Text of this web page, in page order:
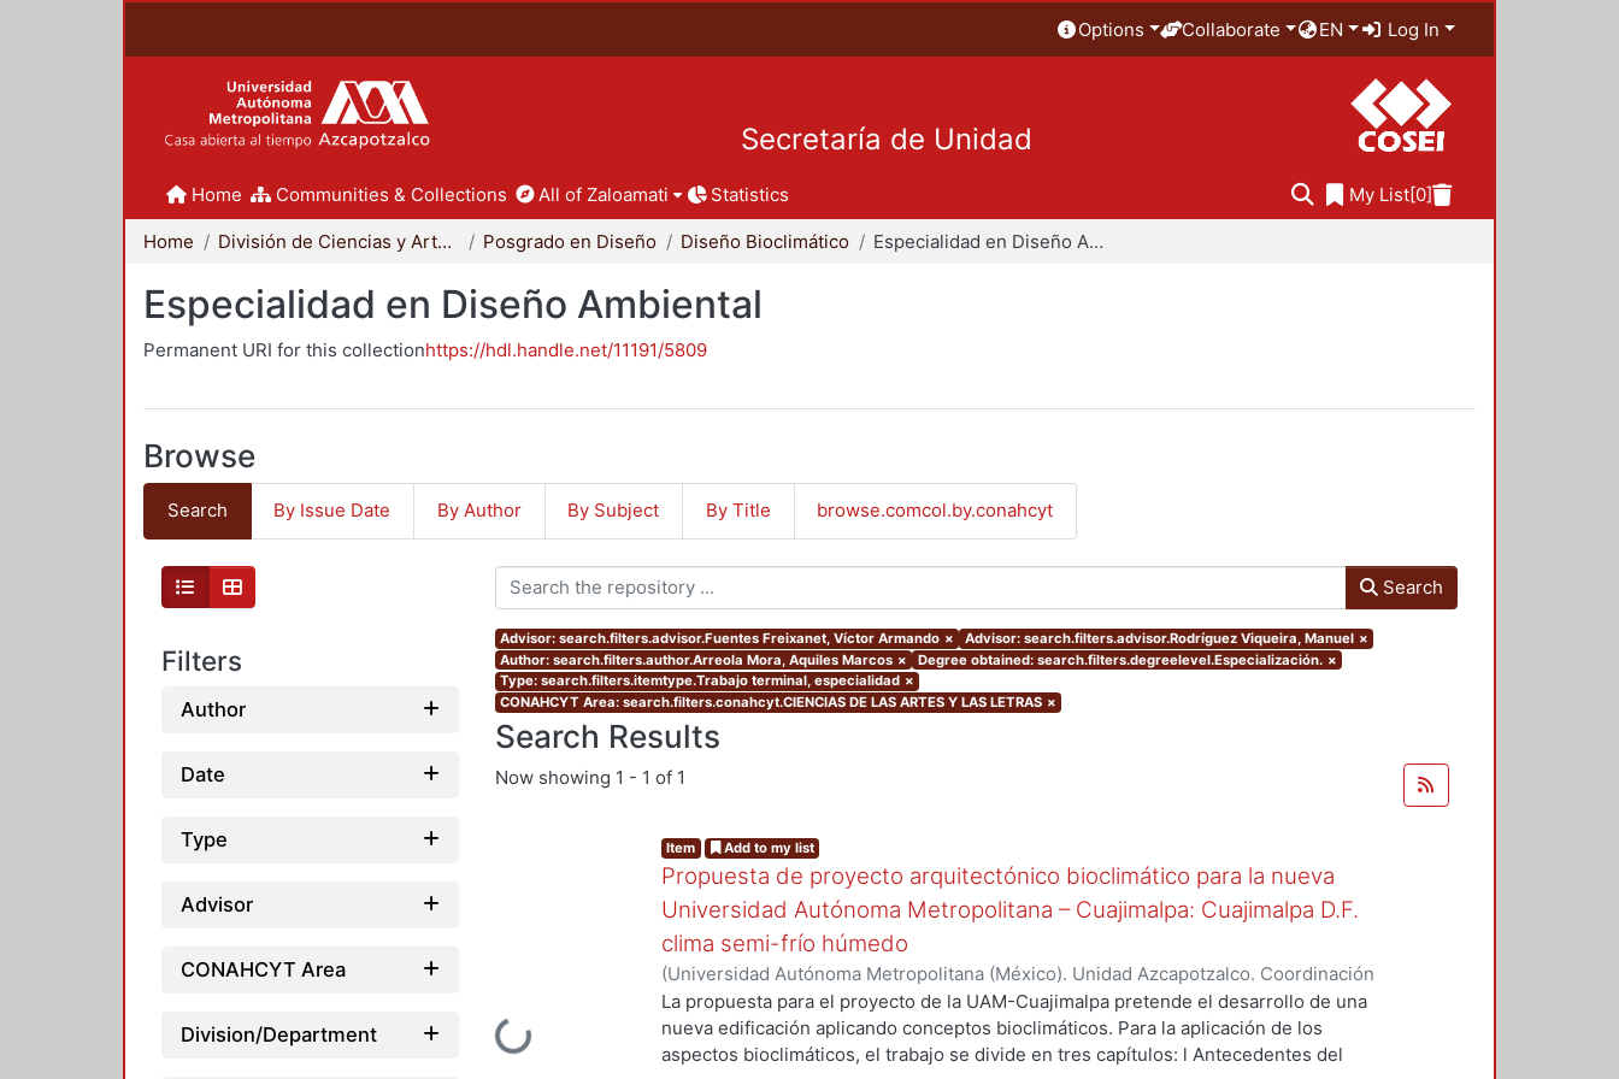
Options Collaborate EN Log In
Secretaría de Unidad
Home Communities & Collections All of Zaloamati Statistics My List[0]
Home División de Ciencias y Artes para el Diseño Posgrado en Diseño Diseño Bioclimático Especialidad en Diseño Ambiental
Especialidad en Diseño Ambiental
Permanent URI for this collectionhttps://hdl.handle.net/11191/5809
Browse
Search By Issue Date By Author By Subject By Title browse.comcol.by.conahcyt
Filters
Author
Date
Type
Advisor
CONAHCYT Area
Division/Department
Search
Advisor: search.filters.advisor.Fuentes Freixanet, Víctor Armando × Advisor: search.filters.advisor.Rodríguez Viqueira, Manuel ×
Author: search.filters.author.Arreola Mora, Aquiles Marcos × Degree obtained: search.filters.degreelevel.Especialización. ×
Type: search.filters.itemtype.Trabajo terminal, especialidad ×
CONAHCYT Area: search.filters.conahcyt.CIENCIAS DE LAS ARTES Y LAS LETRAS ×
Search Results
Now showing 1 - 1 of 1
Item Add to my list
Propuesta de proyecto arquitectónico bioclimático para la nueva
Universidad Autónoma Metropolitana – Cuajimalpa: Cuajimalpa D.F.
clima semi-frío húmedo
(Universidad Autónoma Metropolitana (México). Unidad Azcapotzalco. Coordinación
de Servicios de Información.,2005-10)Arreola Mora, Aquiles Marcos
La propuesta para el proyecto de la UAM-Cuajimalpa pretende el desarrollo de una
nueva edificación aplicando conceptos bioclimáticos. Para la aplicación de los
aspectos bioclimáticos, el trabajo se divide en tres capítulos: l Antecedentes del